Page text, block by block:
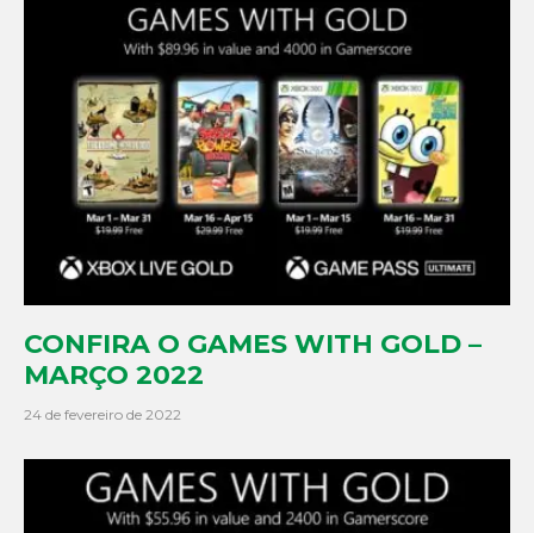
CONFIRA O GAMES WITH GOLD –
MARÇO 2022
24 de fevereiro de 2022